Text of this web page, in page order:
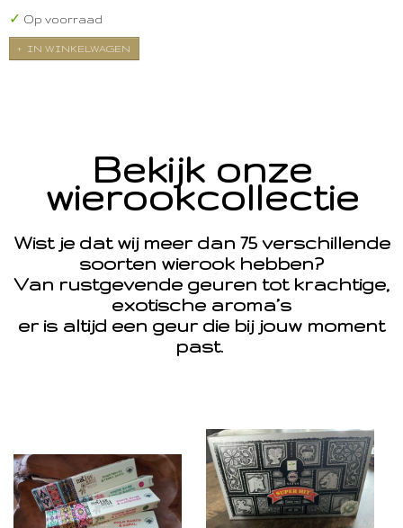
✓ Op voorraad
IN WINKELWAGEN
Bekijk onze
wierookcollectie
Wist je dat wij meer dan 75 verschillende
soorten wierook hebben?
Van rustgevende geuren tot krachtige,
exotische aroma’s
er is altijd een geur die bij jouw moment
past.